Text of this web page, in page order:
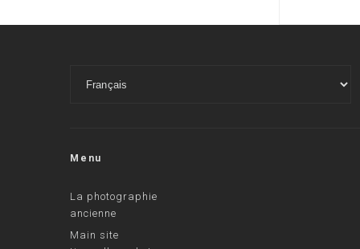
Menu
La photographie
ancienne
Main site